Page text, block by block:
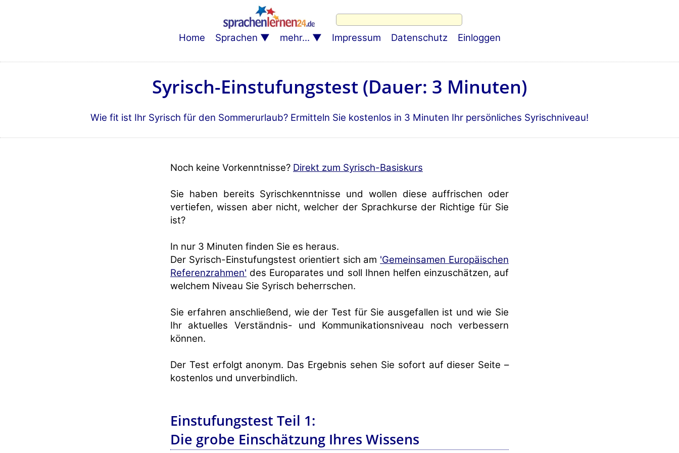
Home Sprachen mehr... Impressum Datenschutz Einloggen
Syrisch-Einstufungstest (Dauer: 3 Minuten)
Wie fit ist Ihr Syrisch für den Sommerurlaub? Ermitteln Sie kostenlos in 3 Minuten Ihr persönliches Syrischniveau!
Noch keine Vorkenntnisse? Direkt zum Syrisch-Basiskurs
Sie haben bereits Syrischkenntnisse und wollen diese auffrischen oder
vertiefen, wissen aber nicht, welcher der Sprachkurse der Richtige für Sie
ist?
In nur 3 Minuten finden Sie es heraus.
Der Syrisch-Einstufungstest orientiert sich am 'Gemeinsamen Europäischen
Referenzrahmen' des Europarates und soll Ihnen helfen einzuschätzen, auf
welchem Niveau Sie Syrisch beherrschen.
Sie erfahren anschließend, wie der Test für Sie ausgefallen ist und wie Sie
Ihr aktuelles Verständnis- und Kommunikationsniveau noch verbessern
können.
Der Test erfolgt anonym. Das Ergebnis sehen Sie sofort auf dieser Seite –
kostenlos und unverbindlich.
Einstufungstest Teil 1:
Die grobe Einschätzung Ihres Wissens